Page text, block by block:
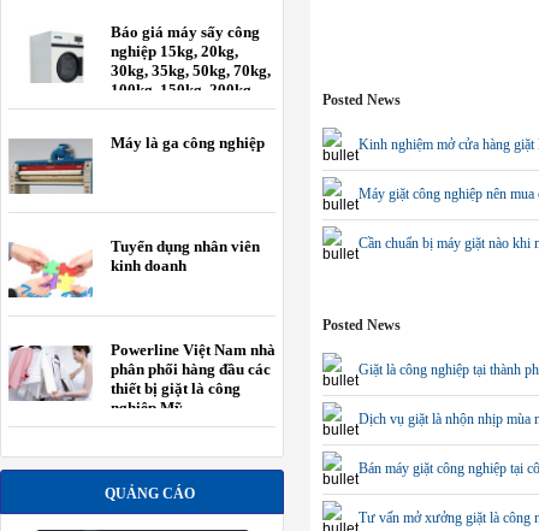
Báo giá máy sấy công
nghiệp 15kg, 20kg,
30kg, 35kg, 50kg, 70kg,
100kg, 150kg, 200kg
Máy là ga công nghiệp
Tuyển dụng nhân viên
kinh doanh
Powerline Việt Nam nhà
phân phối hàng đầu các
thiết bị giặt là công
nghiệp Mỹ.
QUẢNG CÁO
Posted News
Kinh nghiệm mở cửa hàng giặt
Máy giặt công nghiệp nên mua
Cần chuẩn bị máy giặt nào khi
Posted News
Giặt là công nghiệp tại thành
Dịch vụ giặt là nhộn nhịp mùa
Bán máy giặt công nghiệp tại
Tư vấn mở xưởng giặt là công